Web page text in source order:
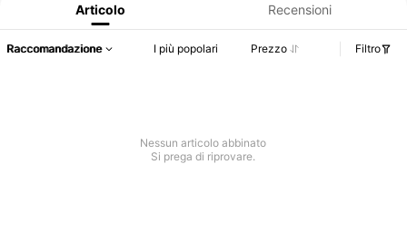
Articolo Recensioni
Raccomandazione I più popolari Prezzo Filtro
Nessun articolo abbinato
Si prega di riprovare.